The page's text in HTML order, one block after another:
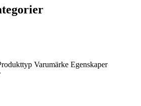
Varumärke Egenskaper